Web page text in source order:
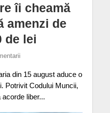
îi cheamă
amenzi de
de lei
din 15 august aduce o
Potrivit Codului Muncii,
liber...